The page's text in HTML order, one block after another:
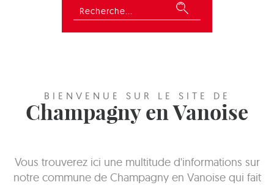
Rechercher
BIENVENUE SUR LE SITE DE
Champagny en Vanoise
Vous trouverez ici une multitude d'informations sur
notre commune de Champagny en Vanoise qui fait